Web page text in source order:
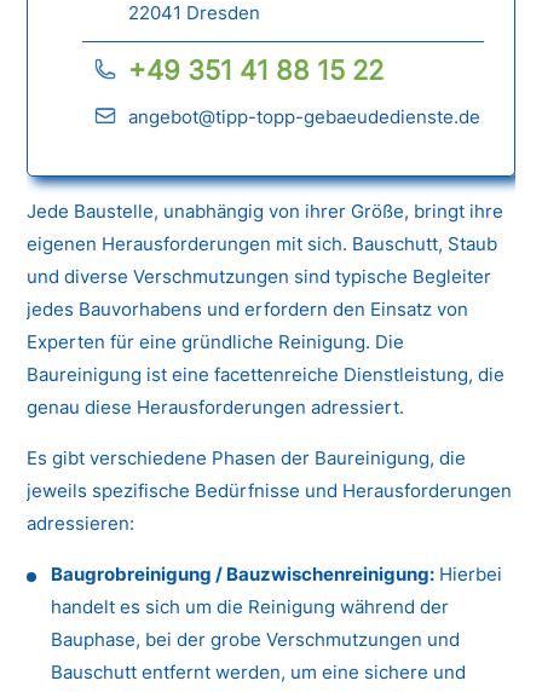
22041 Dresden
+49 351 41 88 15 22
angebot@tipp-topp-gebaeudedienste.de
Jede Baustelle, unabhängig von ihrer Größe, bringt ihre
eigenen Herausforderungen mit sich. Bauschutt, Staub
und diverse Verschmutzungen sind typische Begleiter
jedes Bauvorhabens und erfordern den Einsatz von
Experten für eine gründliche Reinigung. Die
Baureinigung ist eine facettenreiche Dienstleistung, die
genau diese Herausforderungen adressiert.
Es gibt verschiedene Phasen der Baureinigung, die
jeweils spezifische Bedürfnisse und Herausforderungen
adressieren:
Baugrobreinigung / Bauzwischenreinigung: Hierbei
handelt es sich um die Reinigung während der
Bauphase, bei der grobe Verschmutzungen und
Bauschutt entfernt werden, um eine sichere und